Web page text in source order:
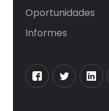
Oportunidades
Informes